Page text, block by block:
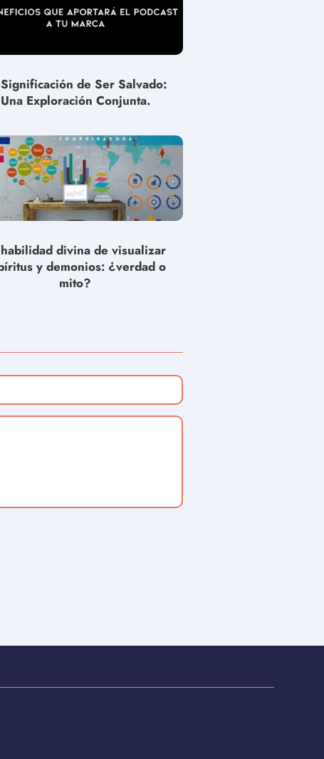
de Ser Salvado:
Una Exploración Conjunta.
divina de visualizar
y demonios: ¿verdad o
mito?